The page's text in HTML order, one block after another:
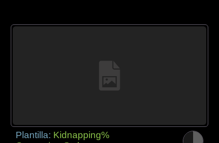
Plantilla: Kidnapping%